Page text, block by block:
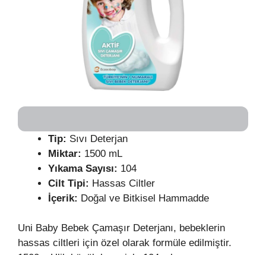
Tip: Sıvı Deterjan
Miktar: 1500 mL
Yıkama Sayısı: 104
Cilt Tipi: Hassas Ciltler
İçerik: Doğal ve Bitkisel Hammadde
Uni Baby Bebek Çamaşır Deterjanı, bebeklerin
hassas ciltleri için özel olarak formüle edilmiştir.